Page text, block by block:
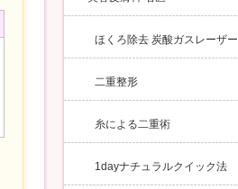
ほくろ除去 炭酸ガスレーザー
二重整形
糸による二重術
1dayナチュラルクイック法